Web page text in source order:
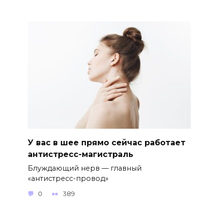
У вас в шее прямо сейчас работает
антистресс-магистраль
Блуждающий нерв — главный
«антистресс-провод»
0 389